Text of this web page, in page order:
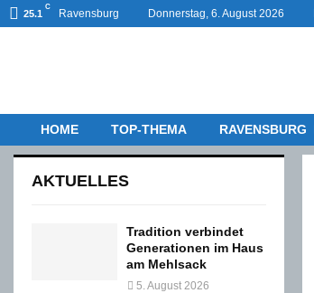
25.1
C
Ravensburg Donnerstag, 6. August 2026
HOME TOP-THEMA RAVENSBURG
AKTUELLES
Tradition verbindet
Generationen im Haus
am Mehlsack
5. August 2026